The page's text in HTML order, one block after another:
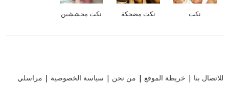
نكت نكت مضحكة نكت محششين
للاتصال بنا | خريطة الموقع | من نحن | سياسة الخصوصية | مراسلي